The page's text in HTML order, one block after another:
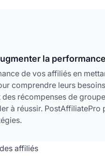
la
de vos affiliés en
comprendre leurs
récompenses de
à réussir.
affiliés